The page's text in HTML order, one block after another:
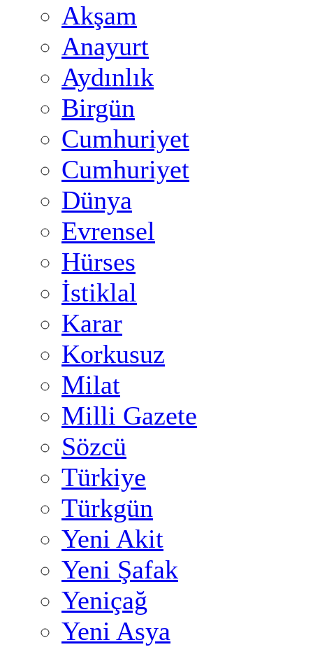
Akşam
Anayurt
Aydınlık
Birgün
Cumhuriyet
Cumhuriyet
Dünya
Evrensel
Hürses
İstiklal
Karar
Korkusuz
Milat
Milli Gazete
Sözcü
Türkiye
Türkgün
Yeni Akit
Yeni Şafak
Yeniçağ
Yeni Asya